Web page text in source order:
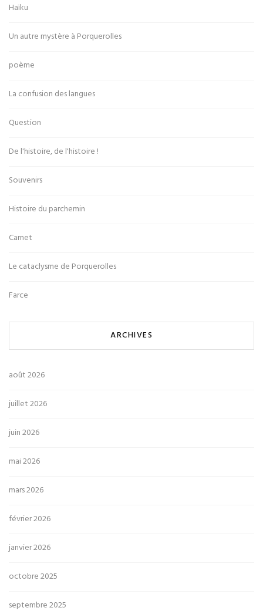
Haïku
Un autre mystère à Porquerolles
poème
La confusion des langues
Question
De l'histoire, de l'histoire !
Souvenirs
Histoire du parchemin
Carnet
Le cataclysme de Porquerolles
Farce
ARCHIVES
août 2026
juillet 2026
juin 2026
mai 2026
mars 2026
février 2026
janvier 2026
octobre 2025
septembre 2025